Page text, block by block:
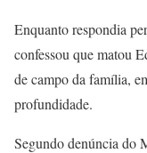
Enquanto respondia
confessou que matou
de campo da família,
profundidade.
Segundo denúncia do